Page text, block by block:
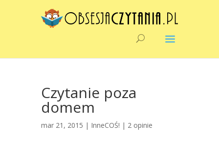
Czytanie poza
domem
mar 21, 2015 | InneCOŚ! | 2 opinie